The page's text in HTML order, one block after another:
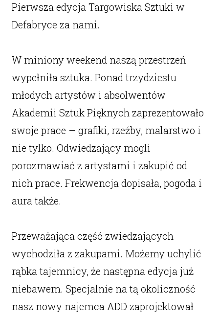
Pierwsza edycja Targowiska Sztuki w
Defabryce za nami.
W miniony weekend naszą przestrzeń
wypełniła sztuka. Ponad trzydziestu
młodych artystów i absolwentów
Akademii Sztuk Pięknych zaprezentowało
swoje prace – grafiki, rzeźby, malarstwo i
nie tylko. Odwiedzający mogli
porozmawiać z artystami i zakupić od
nich prace. Frekwencja dopisała, pogoda i
aura także.
Przeważająca część zwiedzających
wychodziła z zakupami. Możemy uchylić
rąbka tajemnicy, że następna edycja już
niebawem. Specjalnie na tą okoliczność
nasz nowy najemca ADD zaprojektował